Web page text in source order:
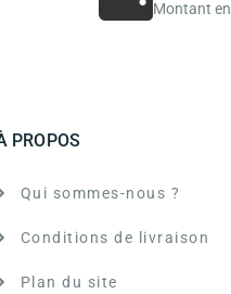
Montant
PROPOS
Qui sommes-nous ?
Conditions de livraison
Plan du site